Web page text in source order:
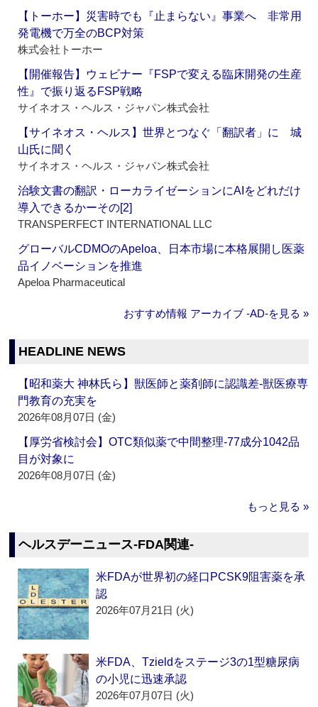
【トーホー】災害時でも『止まらない』事業へ 非常用
発電機で万全のBCP対策
株式会社トーホー
【開催報告】ウェビナー『FSPで変える臨床開発の生産
性』で振り返るFSP戦略
サイネオス・ヘルス・ジャパン株式会社
【サイネオス・ヘルス】世界とつなぐ「翻訳者」に 城
山氏に聞く
サイネオス・ヘルス・ジャパン株式会社
治験文書の翻訳・ローカライゼーションにAIをどれだけ
導入できるかーその[2]
TRANSPERFECT INTERNATIONAL LLC
グローバルCDMOのApeloa、日本市場に本格展開し医薬
品イノベーションを推進
Apeloa Pharmaceutical
おすすめ情報 アーカイブ ‐AD‐を見る »
HEADLINE NEWS
【昭和薬大 神林氏ら】獣医師と薬剤師に認識差‐獣医療専
門教育の充実を
2026年08月07日 (金)
【厚労省検討会】OTC類似薬で中間整理‐77成分1042品
目が対象に
2026年08月07日 (金)
もっと見る »
ヘルスデーニュース‐FDA関連‐
米FDAが世界初の経口PCSK9阻害薬を承
認
2026年07月21日 (火)
米FDA、Tzieldをステージ3の1型糖尿病
の小児に迅速承認
2026年07月07日 (火)